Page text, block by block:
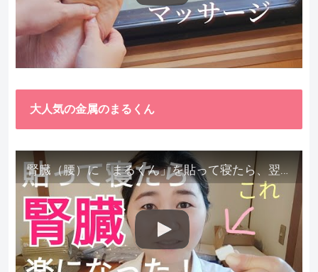
大人気の金属のまるくん
腎臓（腰）に「まるくん」を貼って寝たら、翌朝めちゃ楽でびっくりしました。腎臓叩いても痛くない！【お客様の声を試してみた】